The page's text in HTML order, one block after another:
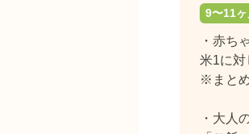
9〜11
・赤ち
米1に対
※まと
・大人